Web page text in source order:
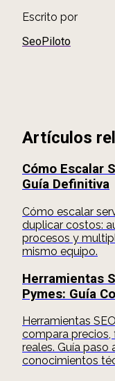
Escrito por
SeoPiloto
Artículos
Cómo Escalar
Guía Definitiva
Cómo escalar
duplicar costos:
procesos y
mismo equipo.
Herramientas
Pymes: Guía
Herramientas
compara precios,
reales. Guía paso
conocimientos